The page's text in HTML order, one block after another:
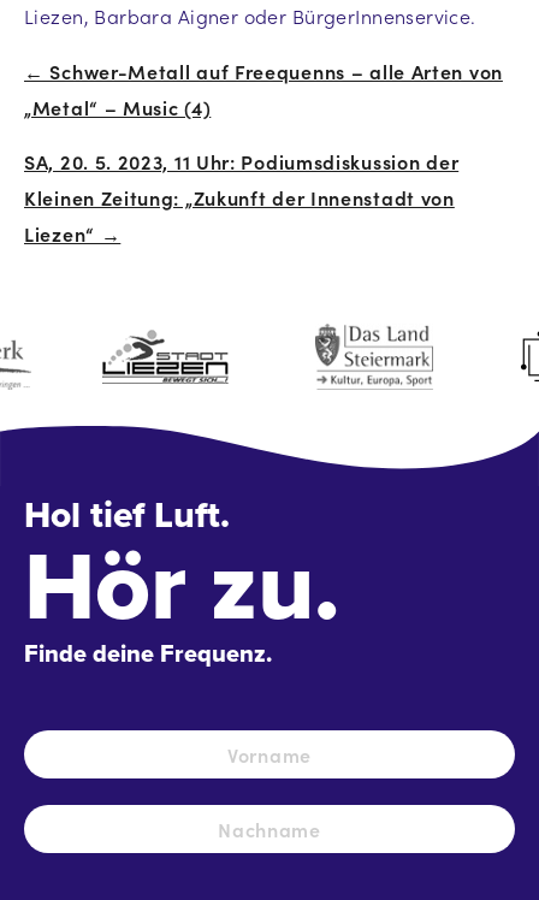
Liezen, Barbara Aigner oder BürgerInnenservice.
Beitrags-
← Schwer-Metall auf Freequenns – alle Arten von
„Metal“ – Music (4)
SA, 20. 5. 2023, 11 Uhr: Podiumsdiskussion der
Kleinen Zeitung: „Zukunft der Innenstadt von
Liezen“ →
Hol tief Luft.
Hör zu.
Finde deine Frequenz.
Name *